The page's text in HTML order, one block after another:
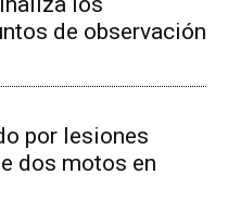
de observación
por lesiones
dos motos en